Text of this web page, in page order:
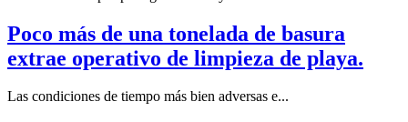
Poco más de una tonelada de basura
extrae operativo de limpieza de playa.
Las condiciones de tiempo más bien adversas e...